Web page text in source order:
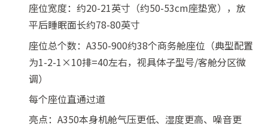
座位宽度：约20-21英寸（约50-53cm座垫宽），放
平后睡眠面长约78-80英寸
座位总个数：A350-900约38个商务舱座位（典型配置
为1-2-1×10排=40左右，视具体子型号/客舱分区微
调）
每个座位直通过道
亮点：A350本身机舱气压更低、湿度更高、噪音更